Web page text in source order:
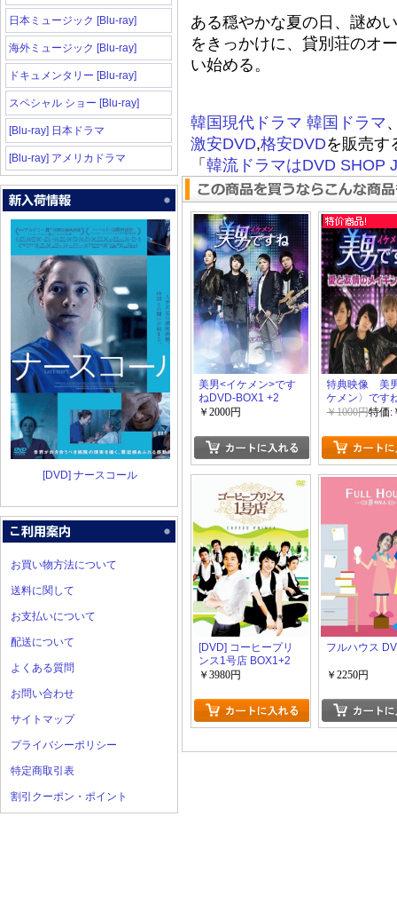
日本ミュージック [Blu-ray]
海外ミュージック [Blu-ray]
ドキュメンタリー [Blu-ray]
スペシャル ショー [Blu-ray]
[Blu-ray] 日本ドラマ
[Blu-ray] アメリカドラマ
[DVD] ナースコール
お買い物方法について
送料に関して
お支払いについて
配送について
よくある質問
お問い合わせ
サイトマップ
プライバシーポリシー
特定商取引表
割引クーポン・ポイント
ある穏やかな夏の日、謎め
をきっかけに、貸別荘のオ
い始める。
韓国現代ドラマ 韓国ドラマ
激安DVD,格安DVDを販売す
「 韓流ドラマはDVD SHOP
美男<イケメン>です
ねDVD-BOX1 +2
￥2000円
特典映像 美
ケメン〉です
友情のメイキ
ね
￥1000円特価:
[DVD] コーヒープリ
ンス1号店 BOX1+2
￥3980円
フルハウス
￥2250円